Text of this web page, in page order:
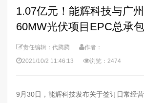
1.07亿元！能辉科技与广
60MW光伏项目EPC总承
责任编辑：代腾腾
作者：
2021/10/2 11:46:13
浏览：2474
9月30日，能辉科技发布关于签订日常经营